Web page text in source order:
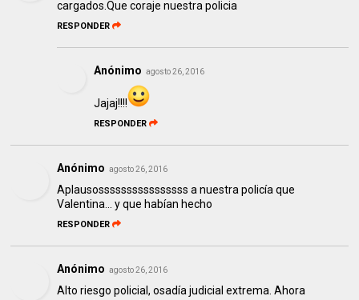
cargados.Que coraje nuestra policia
RESPONDER
Anónimo agosto 26, 2016
Jajaj!!!!
RESPONDER
Anónimo agosto 26, 2016
Aplausossssssssssssssss a nuestra policía que
Valentina... y que habían hecho
RESPONDER
Anónimo agosto 26, 2016
Alto riesgo policial, osadía judicial extrema. Ahora